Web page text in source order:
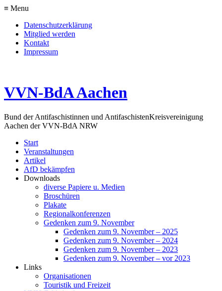
≡ Menu
Datenschutzerklärung
Mitglied werden
Kontakt
Impressum
VVN-BdA Aachen
Bund der Antifaschistinnen und AntifaschistenKreisvereinigung
Aachen der VVN-BdA NRW
Start
Veranstaltungen
Artikel
AfD bekämpfen
Downloads
diverse Papiere u. Medien
Broschüren
Plakate
Regionalkonferenzen
Gedenken zum 9. November
Gedenken zum 9. November – 2025
Gedenken zum 9. November – 2024
Gedenken zum 9. November – 2023
Gedenken zum 9. November – vor 2023
Links
Organisationen
Touristik und Freizeit